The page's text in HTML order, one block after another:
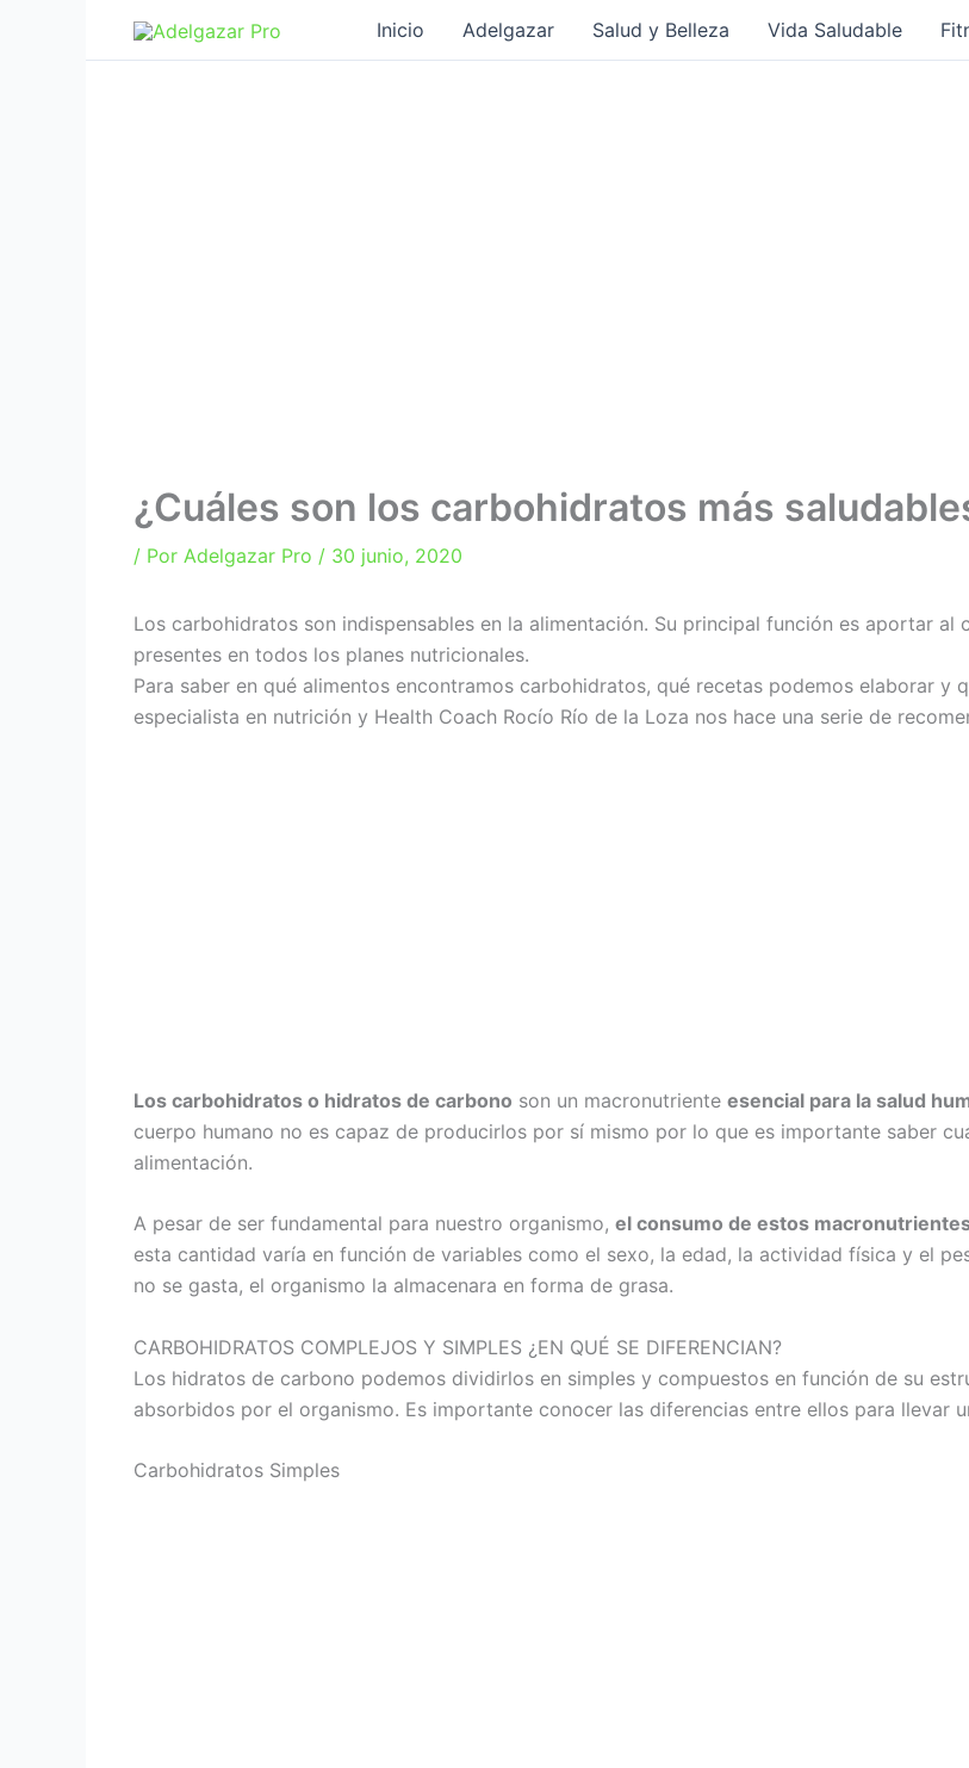
Inicio Adelgazar Salud y Belleza Vida Saludable
¿Cuáles son los carbohidratos más
/ Por Adelgazar Pro / 30 junio, 2020
Los carbohidratos son indispensables en la alimentación. Su principal función es aportar
presentes en todos los planes nutricionales.
Para saber en qué alimentos encontramos carbohidratos, qué recetas podemos elaborar y
especialista en nutrición y Health Coach Rocío Río de la Loza nos hace una serie de
Los carbohidratos o hidratos de carbono son un macronutriente esencial para la salud
cuerpo humano no es capaz de producirlos por sí mismo por lo que es importante saber
alimentación.
A pesar de ser fundamental para nuestro organismo, el consumo de estos
esta cantidad varía en función de variables como el sexo, la edad, la actividad física y el
no se gasta, el organismo la almacenara en forma de grasa.
CARBOHIDRATOS COMPLEJOS Y SIMPLES ¿EN QUÉ SE DIFERENCIAN?
Los hidratos de carbono podemos dividirlos en simples y compuestos en función de su
absorbidos por el organismo. Es importante conocer las diferencias entre ellos para llevar
Carbohidratos Simples